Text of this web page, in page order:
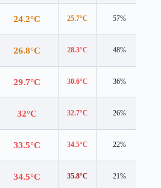
24.2°C 25.7°C 57%
26.8°C 28.3°C 48%
29.7°C 30.6°C 36%
32°C 32.7°C 26%
33.5°C 34.5°C 22%
34.5°C 35.8°C 21%